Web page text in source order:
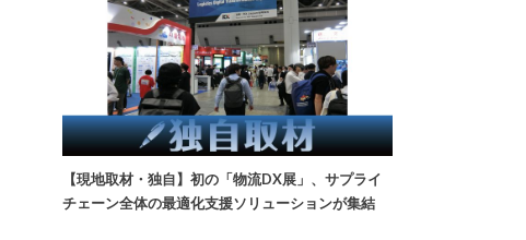
【現地取材・独自】初の「物流DX展」、サプライ
チェーン全体の最適化支援ソリューションが集結